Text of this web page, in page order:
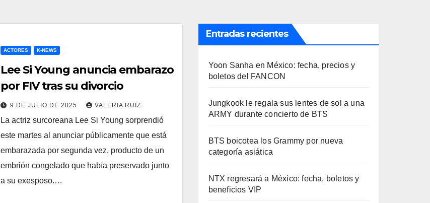
ACTORES K-NEWS
Lee Si Young anuncia embarazo
por FIV tras su divorcio
9 DE JULIO DE 2025 VALERIA RUIZ
La actriz surcoreana Lee Si Young sorprendió
este martes al anunciar públicamente que está
embarazada por segunda vez, producto de un
embrión congelado que había preservado junto
a su exesposo.…
Entradas recientes
Yoon Sanha en México: fecha, precios y
boletos del FANCON
Jungkook le regala sus lentes de sol a una
ARMY durante concierto de BTS
BTS boicotea los Grammy por nueva
categoría asiática
NTX regresará a México: fecha, boletos y
beneficios VIP